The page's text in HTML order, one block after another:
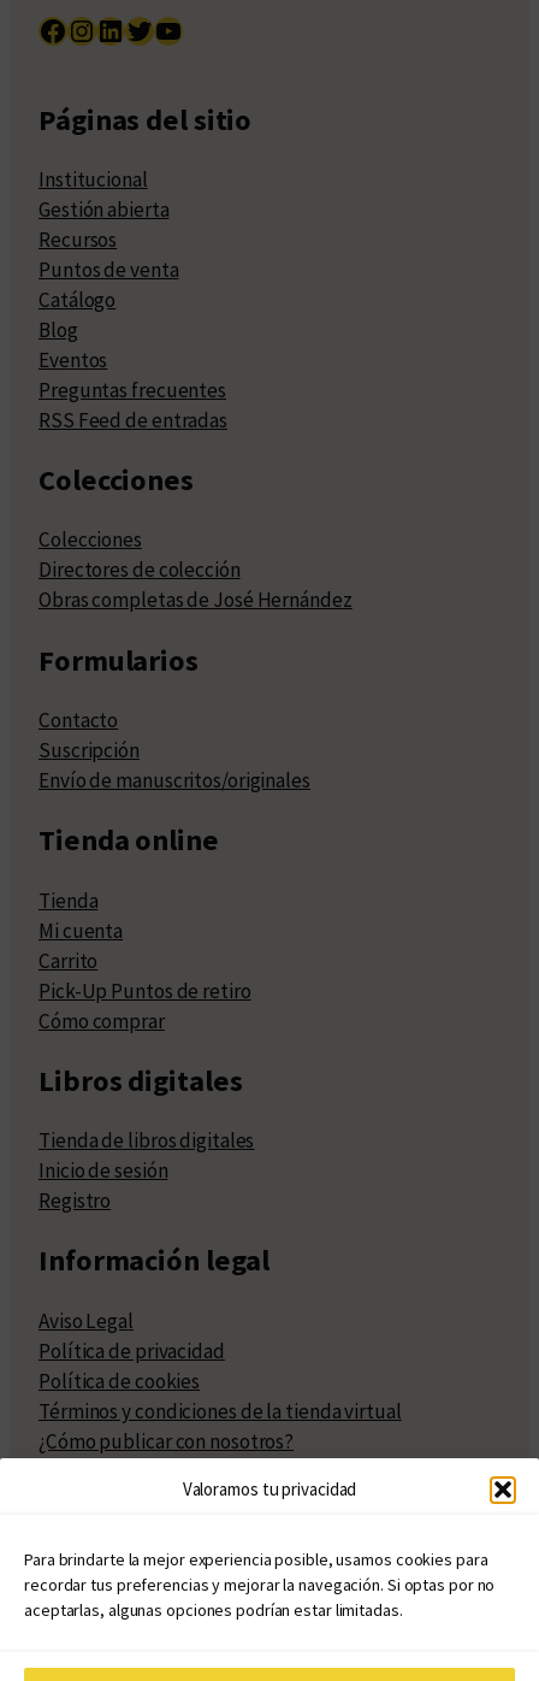
Valoramos tu privacidad
Para brindarte la mejor experiencia posible, usamos cookies para
recordar tus preferencias y mejorar la navegación. Si optas por no
aceptarlas, algunas opciones podrían estar limitadas.
Facebook InstagramLinkedIn Twitter YouTube
Páginas del sitio
Institucional
Gestión abierta
Recursos
Puntos de venta
Catálogo
Blog
Eventos
Preguntas frecuentes
RSS Feed de entradas
Colecciones
Colecciones
Directores de colección
Obras completas de José Hernández
Formularios
Contacto
Suscripción
Envío de manuscritos/originales
Tienda online
Tienda
Mi cuenta
Carrito
Pick-Up Puntos de retiro
Cómo comprar
Libros digitales
Tienda de libros digitales
Inicio de sesión
Registro
Información legal
Aviso Legal
Política de privacidad
Política de cookies
Términos y condiciones de la tienda virtual
¿Cómo publicar con nosotros?
Políticas de publicación
Políticas de coedición
Atribuciones